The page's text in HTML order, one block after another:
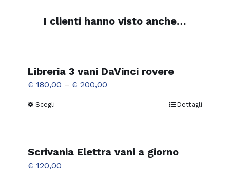
I clienti hanno visto anche…
Libreria 3 vani DaVinci rovere
€ 180,00 – € 200,00
ScegliQuesto
più
varianti.
Dettagli
Scrivania Elettra vani a giorno
€ 120,00